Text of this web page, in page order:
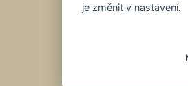
je změnit v nastavení.